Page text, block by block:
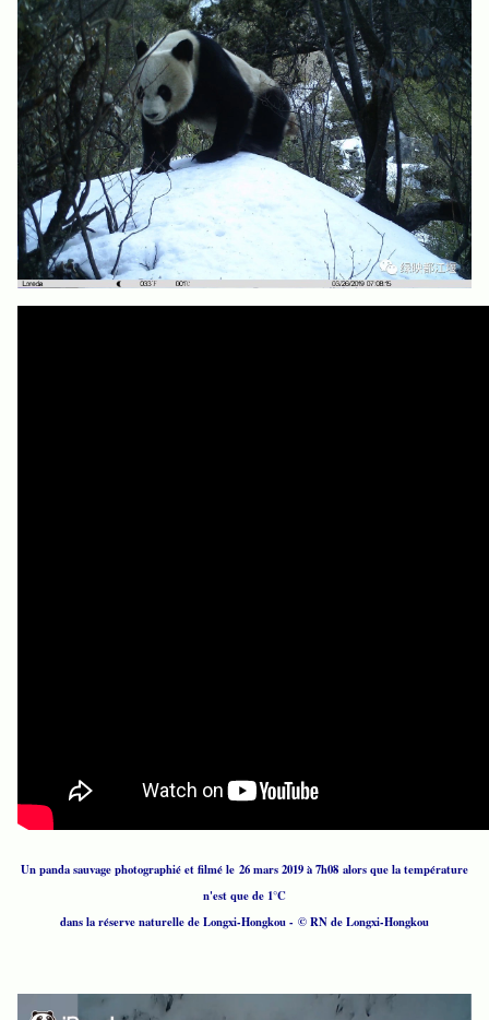
Un panda sauvage photographié et filmé le 26 mars 2019 à 7h08 alors que la température
n'est que de 1°C
dans la réserve naturelle de Longxi-Hongkou - © RN de Longxi-Hongkou